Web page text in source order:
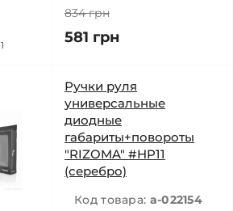
1
834 грн
581 грн
Ручки руля
универсальные
диодные
габариты+повороты
"RIZOMA" #HP11
(серебро)
Код товара: a-022154